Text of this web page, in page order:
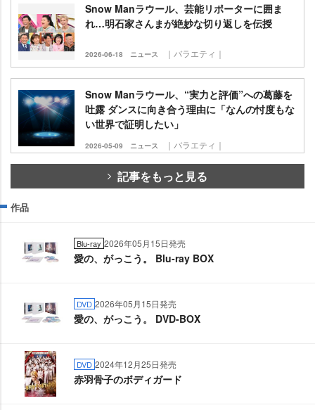
Snow Manラウール、芸能リポーターに囲ま
れ…明石家さんまが絶妙な切り返しを伝授
2026-06-18 ニュース ｜バラエティ｜
Snow Manラウール、“実力と評価”への葛藤を
吐露 ダンスに向き合う理由に「なんの忖度もな
い世界で証明したい」
2026-05-09 ニュース ｜バラエティ｜
記事をもっと見る
作品
Blu-ray 2026年05月15日発売
愛の、がっこう。 Blu-ray BOX
DVD 2026年05月15日発売
愛の、がっこう。 DVD-BOX
DVD 2024年12月25日発売
赤羽骨子のボディガード